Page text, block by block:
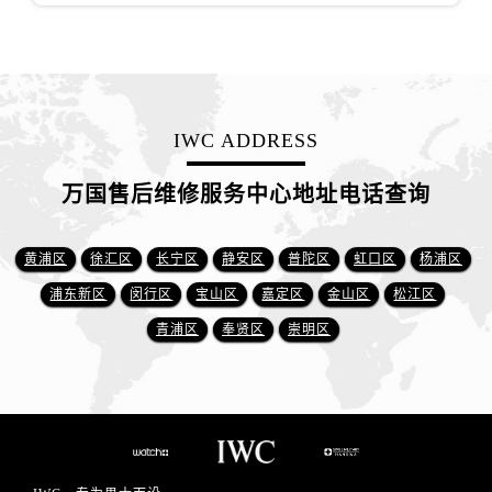
IWC ADDRESS
万国售后维修服务中心地址电话查询
黄浦区 徐汇区 长宁区 静安区 普陀区 虹口区 杨浦区
浦东新区 闵行区 宝山区 嘉定区 金山区 松江区
青浦区 奉贤区 崇明区